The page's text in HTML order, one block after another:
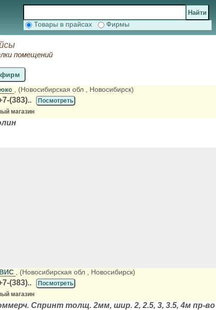
Товары в прайсах Фирмы
помещений
фирм
, (Новосибирская обл , Новосибирск)
(383)..
Посмотреть
магазин
, (Новосибирская обл , Новосибирск)
(383)..
Посмотреть
магазин
Спринт толщ. 2мм, шир. 2, 2.5, 3, 3.5, 4м пр-